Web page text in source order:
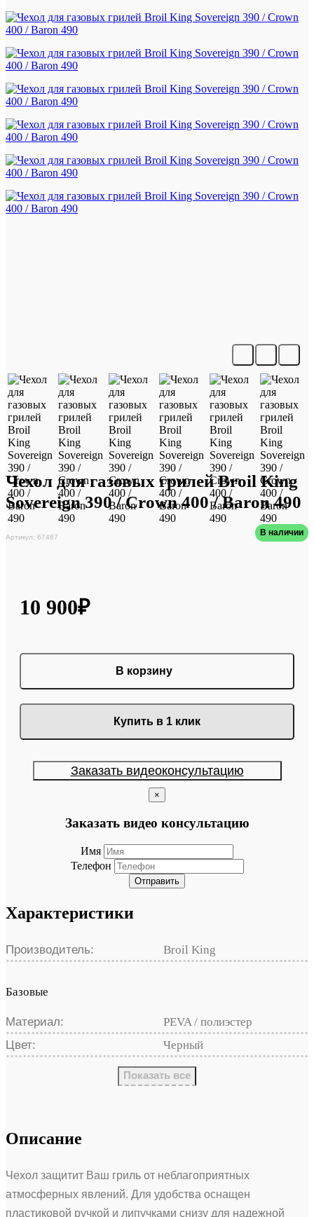
Чехол для газовых грилей Broil King
Sovereign 390 / Crown 400 / Baron 490
Артикул: 67487 В наличии
10 900₽
В корзину
Купить в 1 клик
Заказать видеоконсультацию
×
Заказать видео консультацию
Имя
Телефон
Отправить
Характеристики
Производитель: Broil King
Базовые
Материал:
PEVA / полиэстер
Цвет:
Черный
Показать все
Описание
Чехол защитит Ваш гриль от неблагоприятных
атмосферных явлений. Для удобства оснащен
пластиковой ручкой и липучками снизу для надежной